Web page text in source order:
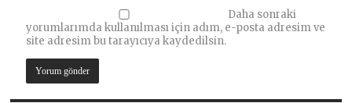
Daha sonraki
yorumlarımda kullanılması için adım, e-posta adresim ve
site adresim bu tarayıcıya kaydedilsin.